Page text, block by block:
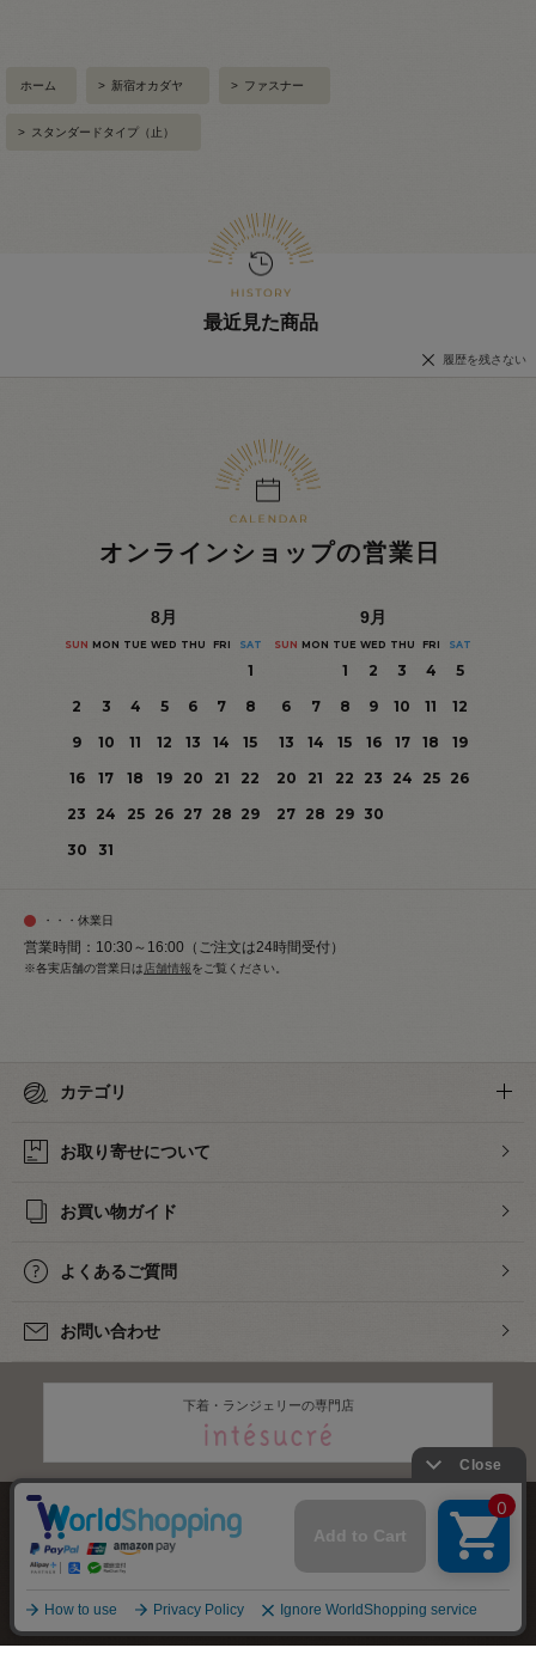
ホーム > 新宿オカダヤ > ファスナー
> スタンダードタイプ（止）
最近見た商品
履歴を残さない
オンラインショップの営業日
8月
SUN MON TUE WED THU FRI SAT
1
2
3 4 5 6 7
8
9
10 11 12 13 14
15
16
17 18 19 20 21
22
23
24 25 26 27 28 29
30
31
9月
SUN MON TUE WED THU FRI SAT
1 2 3 4
5
6
7 8 9 10 11
12
13
14 15 16 17 18
19
20
21 22 23 24 25
26
27 28 29 30
・・・休業日
営業時間：10:30～16:00（ご注文は24時間受付）
※各実店舗の営業日は 店舗情報をご覧ください。
カテゴリ
お取り寄せについて
お買い物ガイド
よくあるご質問
お問い合わせ
下着・ランジェリーの専門店
株式会社オカダヤ
特定商取引法に基づく表記 プライバシーポリシー サイトマップ
2012-2026OKADAYA CO.,LTD.